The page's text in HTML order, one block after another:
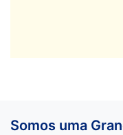
Somos uma